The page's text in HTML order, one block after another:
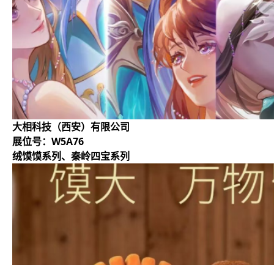
大相科技（西安）有限公司
展位号：W5A76
绒馍馍系列、秦岭四宝系列